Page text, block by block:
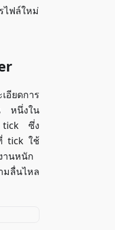
ไฟล์ใหม่
อียดการ
หนึ่งใน
tick ซึ่ง
tick ใช้
านหนัก
ลื่นไหล